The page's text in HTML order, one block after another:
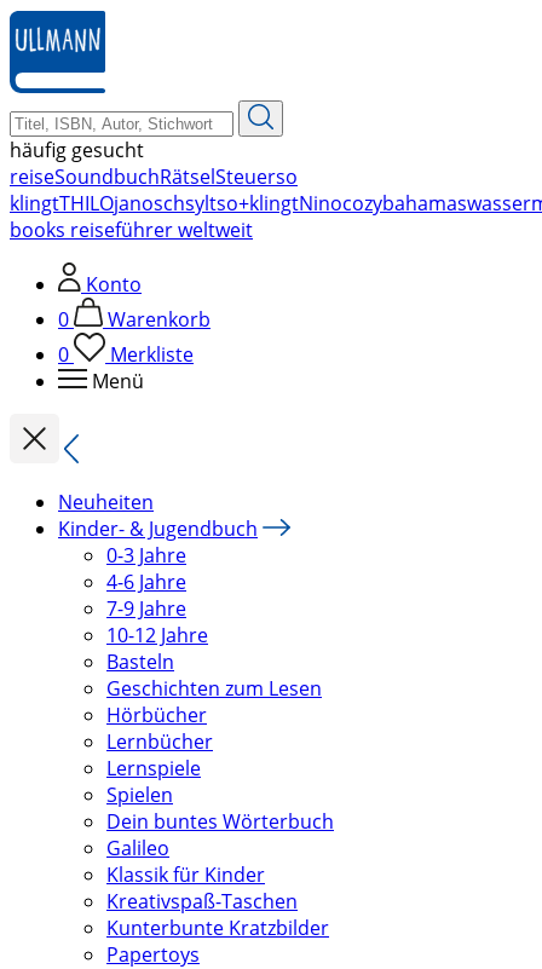
zum
Hauptinhalt
springen
häufig gesucht
reiseSoundbuchRätselSteuerso
klingtTHILOjanoschsyltso+klingtNinocozybahamas
books reiseführer weltweit
Konto
0
Warenkorb
0
Merkliste
Menü
Neuheiten
Kinder- & Jugendbuch
0-3 Jahre
4-6 Jahre
7-9 Jahre
10-12 Jahre
Basteln
Geschichten zum Lesen
Hörbücher
Lernbücher
Lernspiele
Spielen
Dein buntes Wörterbuch
Galileo
Klassik für Kinder
Kreativspaß-Taschen
Kunterbunte Kratzbilder
Papertoys